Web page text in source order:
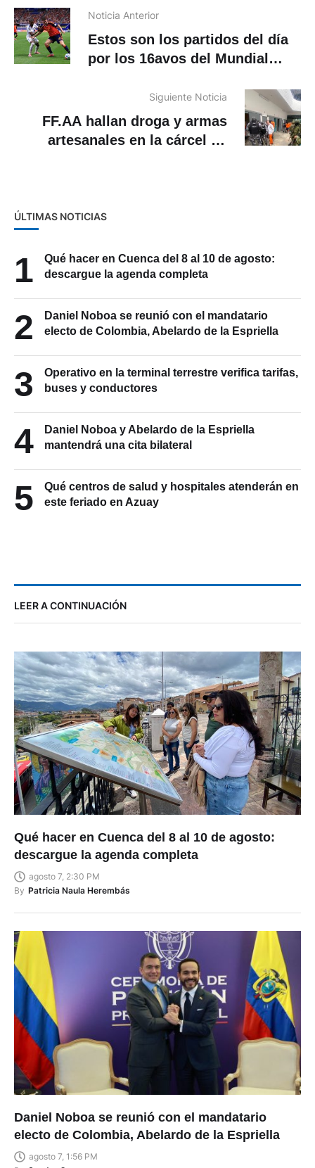
Noticia Anterior
Estos son los partidos del día
por los 16avos del Mundial
Siguiente Noticia
FF.AA hallan droga y armas
artesanales en la cárcel de
ÚLTIMAS NOTICIAS
1
Qué hacer en Cuenca del 8 al 10 de agosto:
descargue la agenda completa
2
Daniel Noboa se reunió con el mandatario
electo de Colombia, Abelardo de la Espriella
3
Operativo en la terminal terrestre verifica tarifas,
buses y conductores
4
Daniel Noboa y Abelardo de la Espriella
mantendrá una cita bilateral
5
Qué centros de salud y hospitales atenderán en
este feriado en Azuay
LEER A CONTINUACIÓN
Qué hacer en Cuenca del 8 al 10 de agosto:
descargue la agenda completa
agosto 7, 2:30 PM
By Patricia Naula Herembás
Daniel Noboa se reunió con el mandatario
electo de Colombia, Abelardo de la Espriella
agosto 7, 1:56 PM